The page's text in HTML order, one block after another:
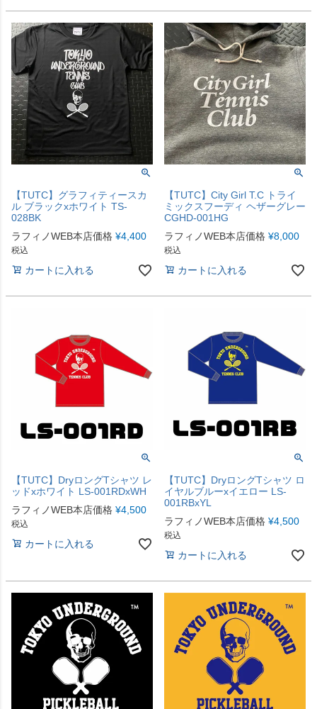
【TUTC】グラフィティースカ
ル ブラックxホワイト TS-
028BK
ラフィノWEB本店価格 ¥4,400
税込
カートに入れる
【TUTC】City Girl T.C トライ
ミックスフーディ ヘザーグレー
CGHD-001HG
ラフィノWEB本店価格 ¥8,000
税込
カートに入れる
【TUTC】DryロングTシャツ レ
ッドxホワイト LS-001RDxWH
ラフィノWEB本店価格 ¥4,500
税込
カートに入れる
【TUTC】DryロングTシャツ ロ
イヤルブルーxイエロー LS-
001RBxYL
ラフィノWEB本店価格 ¥4,500
税込
カートに入れる